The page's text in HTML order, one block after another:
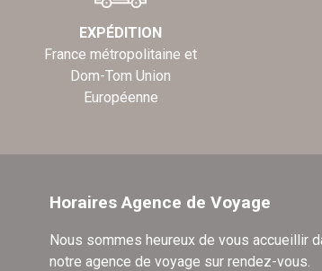
EXPÉDITION
France métropolitaine et
Dom-Tom Union
Européenne
Horaires Agence de Voyage
Nous sommes heureux de vous accueillir
notre agence de voyage sur rendez-vous.